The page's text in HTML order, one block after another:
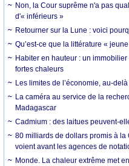
Non, la Cour suprême n'a pas
d'« inférieurs »
Retourner sur la Lune : voici
Qu’est-ce que la littérature «
Habiter en hauteur : un
fortes chaleurs
Les limites de l’économie, au-
La caméra au service de la
Madagascar
Cadmium : des laitues peuvent-
80 milliards de dollars promis à la
voient avant les agences de
Monde. La chaleur extrême met